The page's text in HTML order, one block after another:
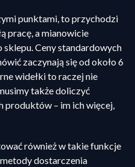
punktami, to przychodzi
pracę, a mianowicie
Ceny standardowych
zaczynają się od około 6
widełki to raczej nie
także doliczyć
produktów – im ich więcej,
również w takie funkcje
dostarczenia